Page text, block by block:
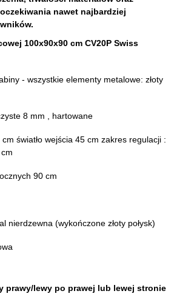
nawet najbardziej
100x90x90 cm CV20P Swiss
- wszystkie elementy metalowe: złoty
8 mm , hartowane
światło wejścia 45 cm zakres regulacji :
90 cm
nierdzewna (wykończone złoty połysk)
prawy/lewy po prawej lub lewej stronie